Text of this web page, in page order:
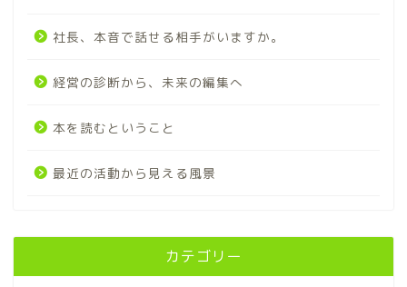
社長、本音で話せる相手がいますか。
経営の診断から、未来の編集へ
本を読むということ
最近の活動から見える風景
カテゴリー